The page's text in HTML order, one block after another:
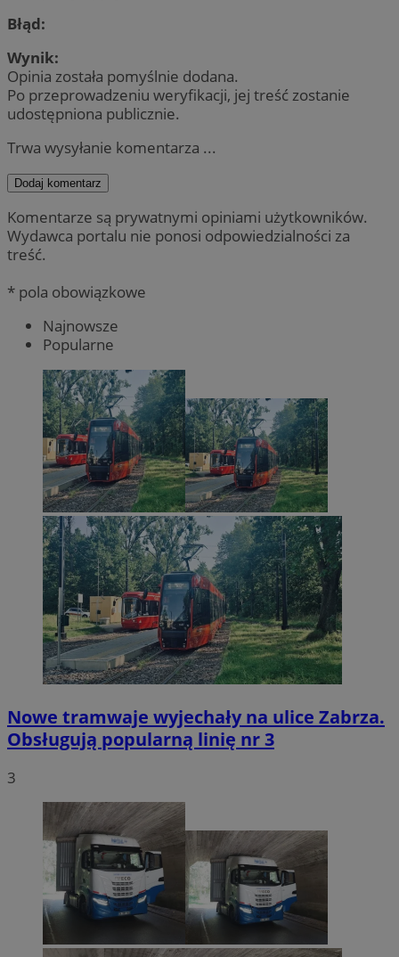
Błąd:
Wynik:
Opinia została pomyślnie dodana.
Po przeprowadzeniu weryfikacji, jej treść zostanie
udostępniona publicznie.
Trwa wysyłanie komentarza ...
Dodaj komentarz
Komentarze są prywatnymi opiniami użytkowników.
Wydawca portalu nie ponosi odpowiedzialności za
treść.
* pola obowiązkowe
Najnowsze
Popularne
Nowe tramwaje wyjechały na ulice Zabrza.
Obsługują popularną linię nr 3
3